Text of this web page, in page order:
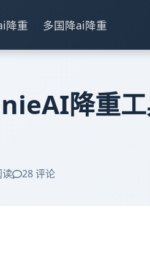
降重 多国降ai降重
降重
28 评论